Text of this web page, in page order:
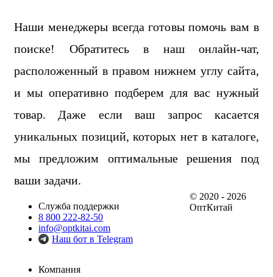
Наши менеджеры всегда готовы помочь вам в
поиске! Обратитесь в наш онлайн-чат,
расположенный в правом нижнем углу сайта,
и мы оперативно подберем для вас нужный
товар. Даже если ваш запрос касается
уникальных позиций, которых нет в каталоге,
мы предложим оптимальные решения под
ваши задачи.
Служба поддержки
8 800 222-82-50
info@optkitai.com
Наш бот в Telegram
Компания
© 2020 - 2026
ОптКитай